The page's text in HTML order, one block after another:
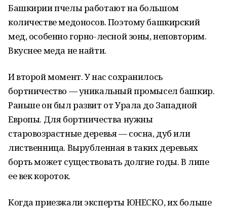
Башкирии пчелы работают на большом
количестве медоносов. Поэтому башкирский
мед, особенно горно-лесной зоны, неповторим.
Вкуснее меда не найти.
И второй момент. У нас сохранилось
бортничество — уникальный промысел башкир.
Раньше он был развит от Урала до Западной
Европы. Для бортничества нужны
старовозрастные деревья — сосна, дуб или
лиственница. Вырубленная в таких деревьях
борть может существовать долгие годы. В липе
ее век короток.
Когда приезжали эксперты ЮНЕСКО, их больше